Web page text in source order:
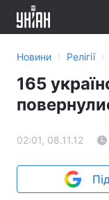
Новини › Релігії ›
165
02:01, 08.11.12